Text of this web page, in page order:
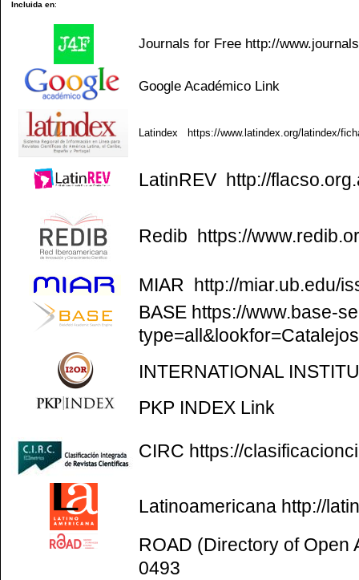
Incluida en:
Journals for Free http://
Google Académico Link
Latindex https://www.latindex.org/latindex/
LatinREV http://
Redib https://
MIAR
http://miar.ub.edu/
BASE https://www.base-
INTERNATIONAL
PKP INDEX Link
CIRC https://
Latinoamericana http://
ROAD (Directory of Open
0493